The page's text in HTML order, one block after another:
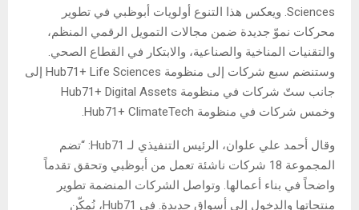
Sciences. ويعكس هذا التنوع أولويات أبوظبي في تطوير
محركات نموّ جديدة ضمن مجالات التمويل الرقمي المنظم،
والتقنيات المناخية والصناعية، والابتكار في القطاع الصحي.
وستنضم سبع شركات إلى منظومة Hub71+ Life Sciences إلى
جانب ستّ شركات في منظومة Hub71+ Digital Assets
وخمس شركات في منظومة Hub71+ ClimateTech.
وقال أحمد علي علوان، الرئيس التنفيذي لـ Hub71: “تضم
المجموعة 18 شركات ناشئة تعمل من أبوظبي وتحقق تقدماً
واضحاً في بناء أعمالها. وتواصل الشركات المنضمة تطوير
منتجاتها والدخول إلى أسواق جديدة. في Hub71، نُمكّن